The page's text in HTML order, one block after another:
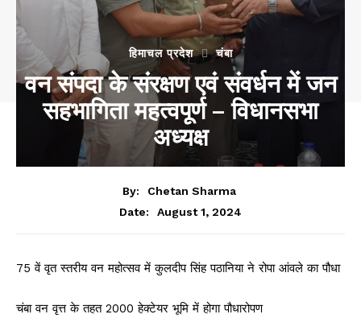
हिमाचल प्रदेश चंबा
वन संपदा के संरक्षण एवं संवर्धन में जन
सहभागिता महत्वपूर्ण – विधानसभा
अध्यक्ष
By:
Chetan Sharma
Date:
August 1, 2024
75 वें वृत स्तरीय वन महोत्सव में कुलदीप सिंह पठानिया ने रोपा आंवले का पौधा
चंबावन वृत्त के तहत 2000 हेक्टेयर भूमि में होगा पौधारोपण